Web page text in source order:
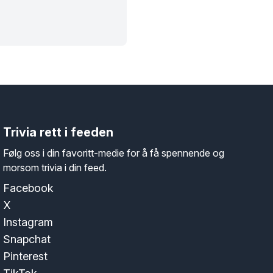
Trivia rett i feeden
Følg oss i din favoritt-medie for å få spennende og
morsom trivia i din feed.
Facebook
X
Instagram
Snapchat
Pinterest